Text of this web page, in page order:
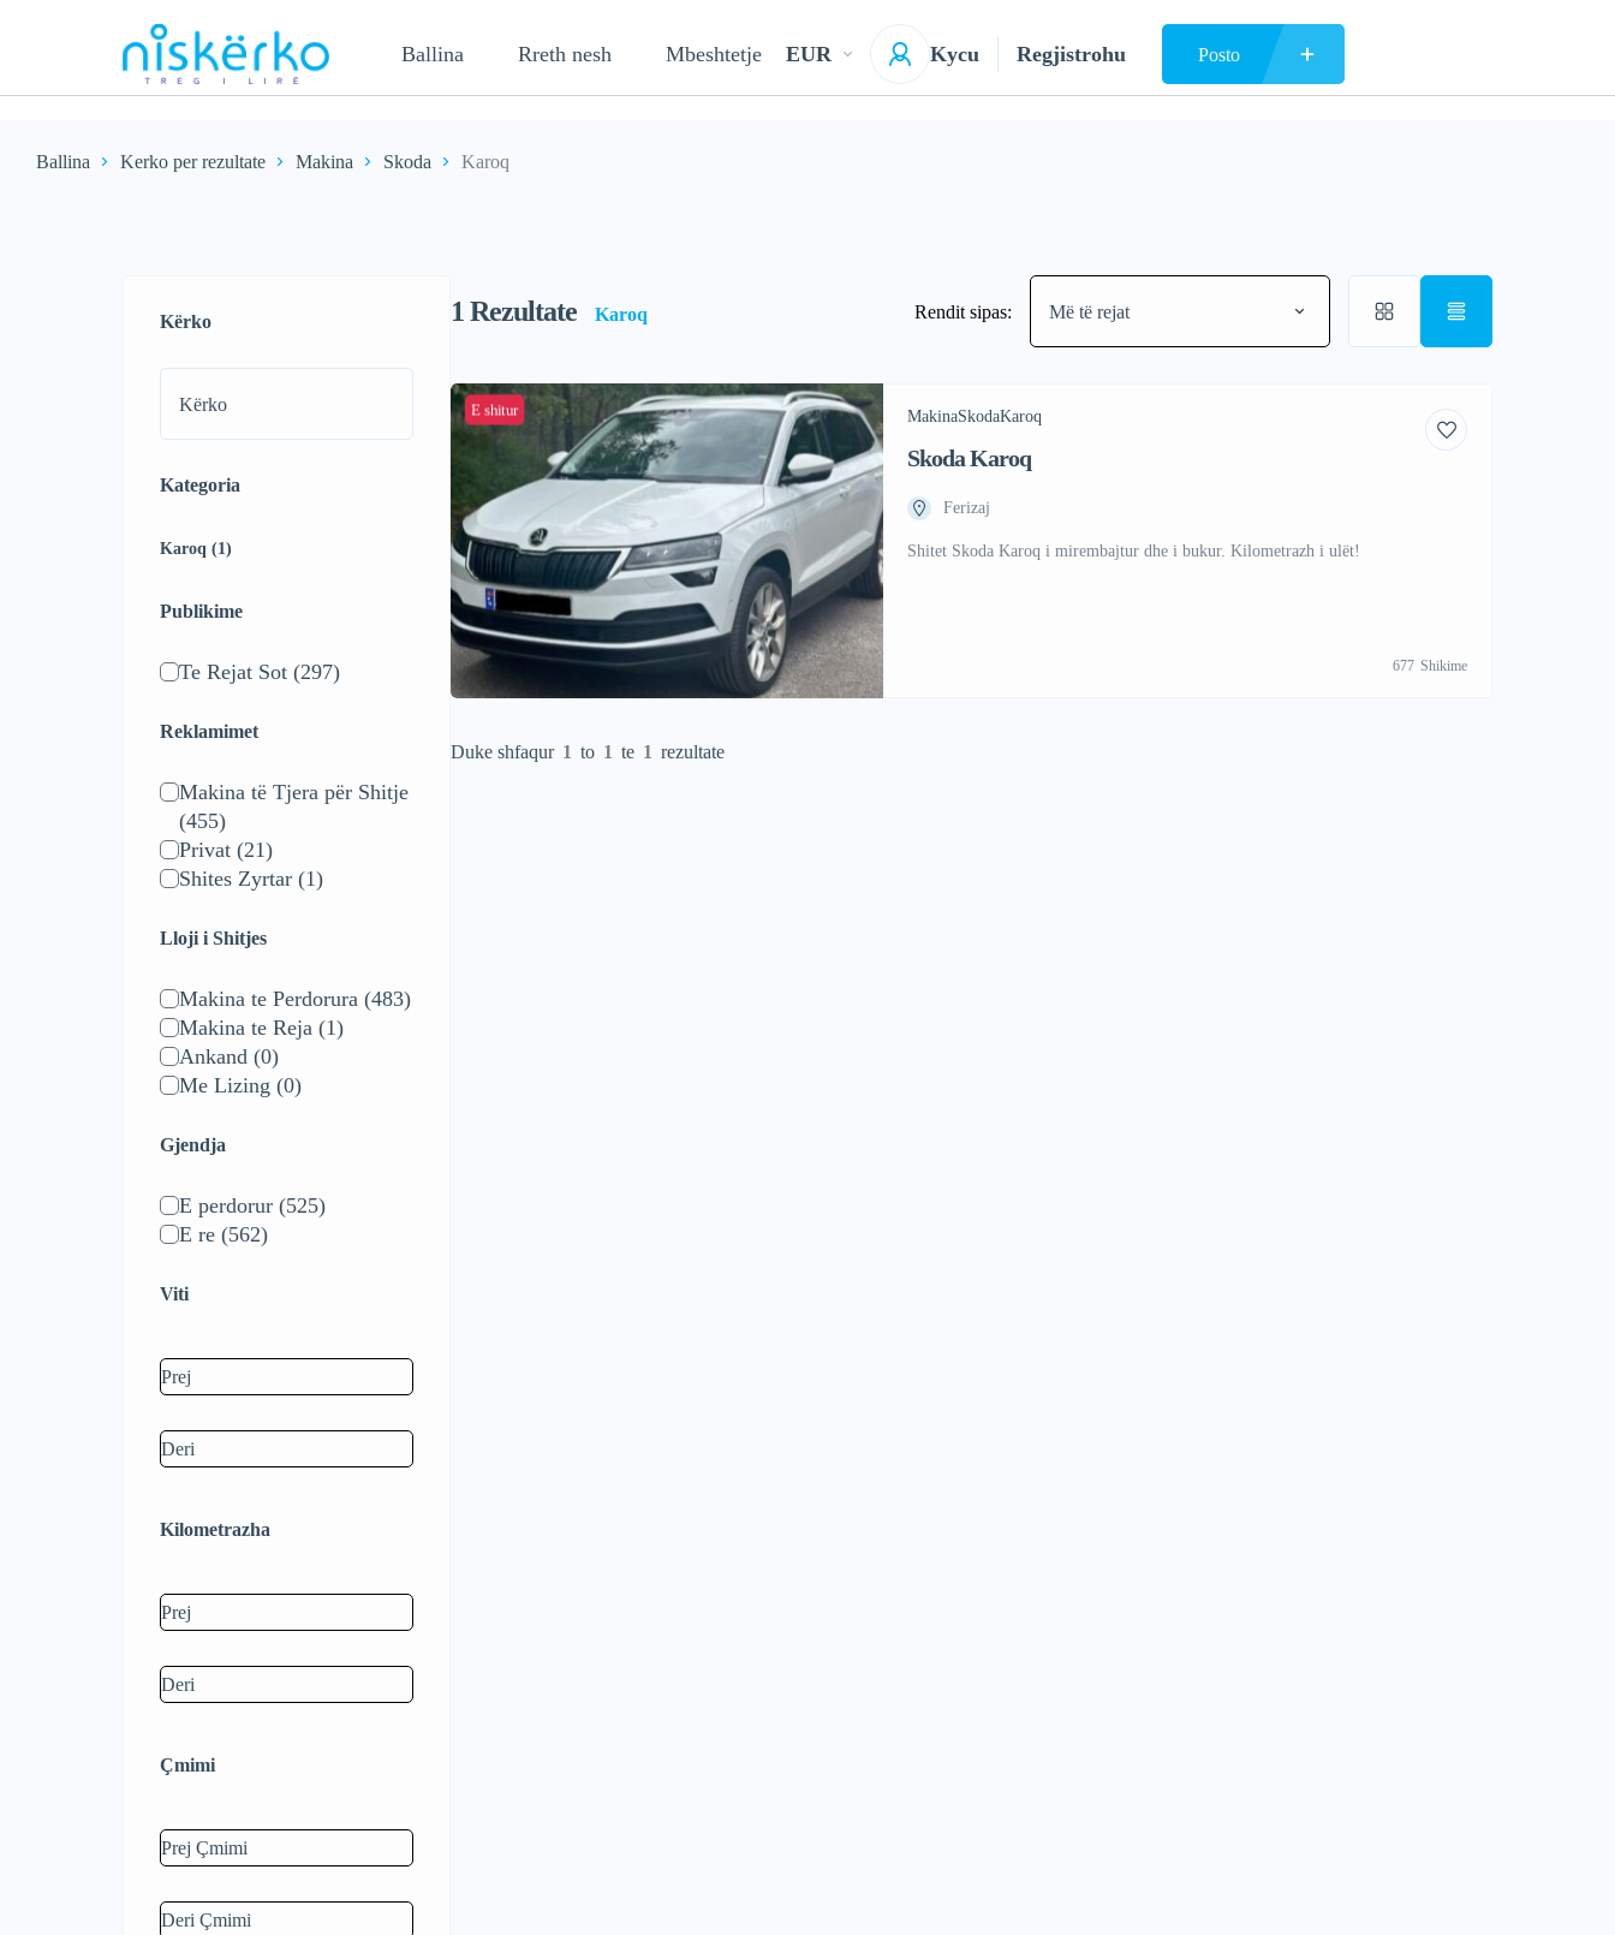
Ballina Rreth nesh Mbeshtetje EUR Kycu Regjistrohu Posto
Ballina Kerko per rezultate Makina Skoda Karoq
Kërko
Kategoria
Karoq (1)
Publikime
Te Rejat Sot (297)
Reklamimet
Makina të Tjera për Shitje
(455)
Privat (21)
Shites Zyrtar (1)
Lloji i Shitjes
Makina te Perdorura (483)
Makina te Reja (1)
Ankand (0)
Me Lizing (0)
Gjendja
E perdorur (525)
E re (562)
Viti
Kilometrazha
Çmimi
1 Rezultate Karoq Rendit sipas: Më të rejat
E shitur MakinaSkodaKaroq
Skoda Karoq
Ferizaj
Shitet Skoda Karoq i mirembajtur dhe i bukur. Kilometrazh i ulët!
677 Shikime
Duke shfaqur 1 to 1 te 1 rezultate